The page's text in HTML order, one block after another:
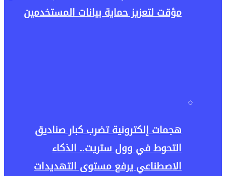
مؤقت لتعزيز حماية بيانات المستخدمين
هجمات إلكترونية تضرب كبار صناديق
التحوط في وول ستريت.. الذكاء
الاصطناعي يرفع مستوى التهديدات